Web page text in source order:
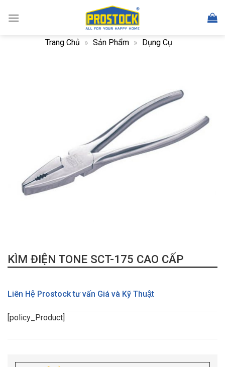
Trang Chủ » Sản Phẩm » Dụng Cụ
KÌM ĐIỆN TONE SCT-175 CAO CẤP
Liên Hệ Prostock tư vấn Giá và Kỹ Thuật
[policy_Product]